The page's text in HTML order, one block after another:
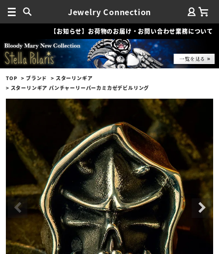
Jewelry Connection
【お知らせ】お荷物のお届け・お問い合わせ業務について
TOP ブランド
スターリンギア
スターリンギア パンチャーリーパーカミカゼデビルリング